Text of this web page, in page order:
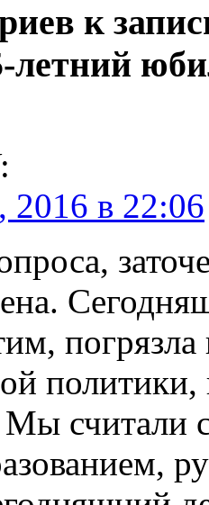
к
летний
:
2016 в 22:06
погрязла
политики,
считали